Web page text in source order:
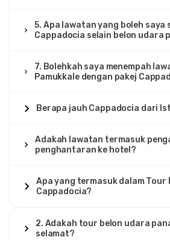
5. Apa lawatan yang boleh saya
Cappadocia selain belon udara
7. Bolehkah saya menempah
Pamukkale dengan pakej
Berapa jauh Cappadocia dari
Adakah lawatan termasuk
penghantaran ke hotel?
Apa yang termasuk dalam Tour
Cappadocia?
2. Adakah tour belon udara
selamat?